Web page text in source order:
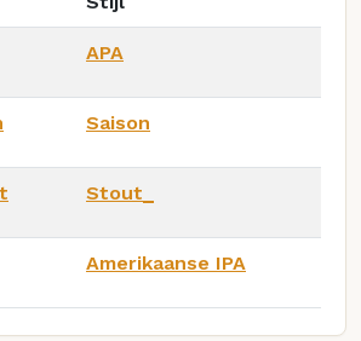
APA
Saison
Stout_
Amerikaanse IPA